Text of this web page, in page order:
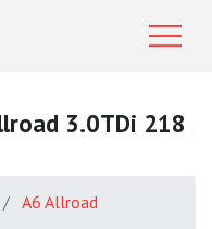
3.0TDi 218
A6 Allroad